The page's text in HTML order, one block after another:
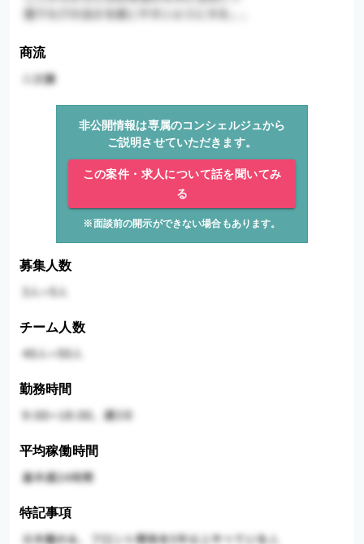
商流
非公開情報は専属のコンシェルジュから
ご説明させていただきます。
この案件・求人について話を聞いてみ
る
※面談前の開示ができない場合もあります。
募集人数
チーム人数
勤務時間
平均稼働時間
特記事項